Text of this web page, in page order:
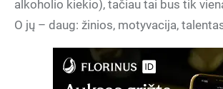
alkoholio kiekio), tačiau tai bus tik
O jų – daug: žinios, motyvacija,